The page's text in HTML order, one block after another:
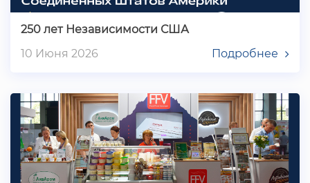
250 лет Независимости США
10 Июня 2026
Подробнее